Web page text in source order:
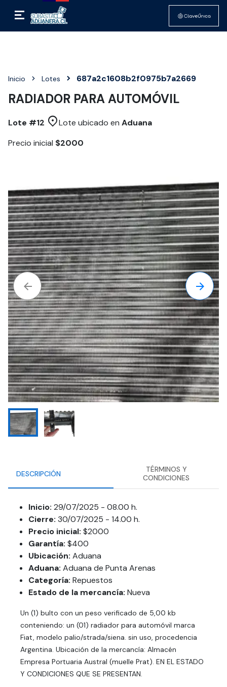
Inicio Lotes 687a2c1608b2f0975b7a2669
RADIADOR PARA AUTOMÓVIL
Lote #12 Lote ubicado en Aduana
Precio inicial $2000
DESCRIPCIÓN
TÉRMINOS Y
CONDICIONES
Inicio: 29/07/2025 - 08.00 h.
Cierre: 30/07/2025 - 14.00 h.
Precio inicial: $2000
Garantía: $400
Ubicación: Aduana
Aduana: Aduana de Punta Arenas
Categoría: Repuestos
Estado de la mercancía: Nueva
Un (1) bulto con un peso verificado de 5,00 kb
conteniendo: un (01) radiador para automóvil marca
Fiat, modelo palio/strada/siena. sin uso, procedencia
Argentina. Ubicación de la mercancía: Almacén
Empresa Portuaria Austral (muelle Prat). EN EL ESTADO
Y CONDICIONES QUE SE PRESENTAN.